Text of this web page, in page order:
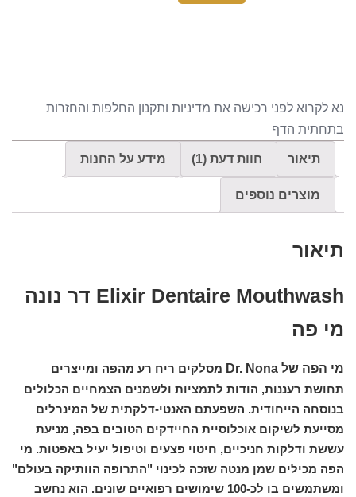
נא לקרוא לפני רכישה את מדיניות ותקנון החלפות והחזרות
בתחתית הדף
תיאור חוות דעת (1) מידע על החנות
מוצרים נוספים
תיאור
Elixir Dentaire Mouthwash דר נונה
מי פה
מי הפה של Dr. Nona
מסלקים ריח רע מהפה ומייצרים
תחושת רעננות, הודות לתמציות ולשמנים הצמחיים הכלולים
בנוסחה הייחודית. השפעתם האנטי-דלקתית של המינרלים
מסייעת לשיקום אוכלוסיית החיידקים הטובים בפה, מניעת
עששת ודלקות חניכיים, חיטוי פצעים וטיפול יעיל באפטות. מי
הפה מכילים שמן מנטה שזכה לכינוי "התרופה הוותיקה בעולם"
ומשתמשים בו לכ-100 שימושים רפואיים שונים. הוא נחשב